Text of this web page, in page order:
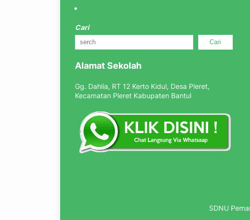
Cari
Cari
Alamat Sekolah
Gg. Dahlia, RT 12 Kerto Kidul, Desa Pleret,
Kecamatan Pleret Kabupaten Bantul
SDNU